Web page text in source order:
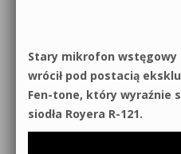
Stary mikrofon wstęgowy
wrócił pod postacią
Fen-tone, który wyraźnie
siodła Royera R-121.